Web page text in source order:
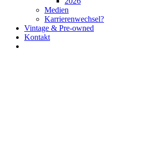
Medien
Karrierenwechsel?
Vintage & Pre-owned
Kontakt